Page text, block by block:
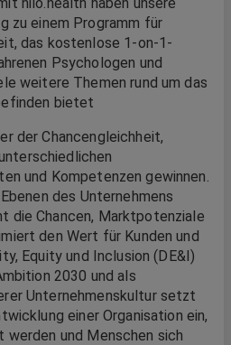
zu einem Programm für
das kostenlose 1-on-1-
Psychologen und
weitere Themen rund um das
bietet
der Chancengleichheit,
und Kompetenzen gewinnen.
des Unternehmens
die Chancen, Marktpotenziale
den Wert für Kunden und
Equity und Inclusion (DE&I)
2030 und als
Unternehmenskultur setzt
einer Organisation ein,
und Menschen sich